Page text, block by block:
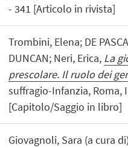
- 341 [Articolo in rivista]
Trombini, Elena; DE
DUNCAN; Neri, Erica, La
prescolare. Il ruolo dei
suffragio-Infanzia, Roma,
[Capitolo/Saggio in libro]
Giovagnoli, Sara (a cura